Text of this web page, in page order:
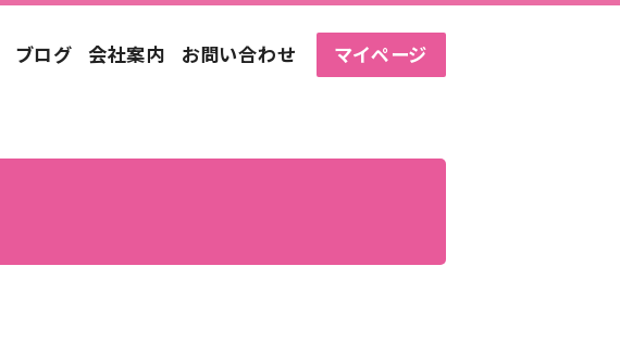
ブログ 会社案内 お問い合わせ マイページ